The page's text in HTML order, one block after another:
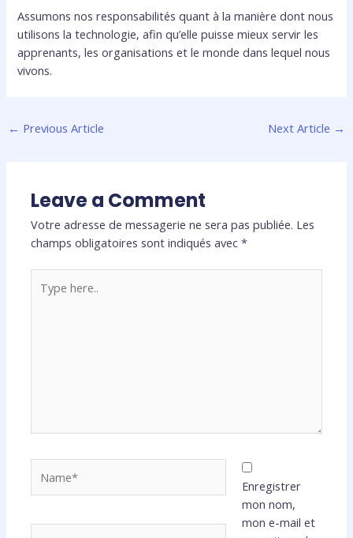
Assumons nos responsabilités quant à la manière dont nous
utilisons la technologie, afin qu’elle puisse mieux servir les
apprenants, les organisations et le monde dans lequel nous
vivons.
← Previous Article Next Article →
Leave a Comment
Votre adresse de messagerie ne sera pas publiée. Les
champs obligatoires sont indiqués avec*
here..
Enregistrer
mon nom,
mon e-mail et